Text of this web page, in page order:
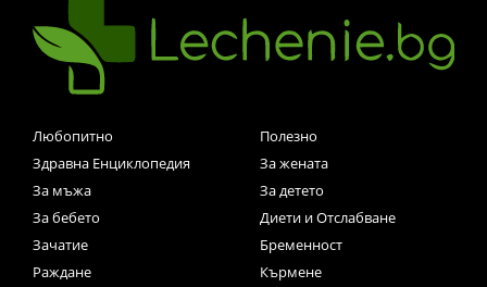
Любопитно
Полезно
Здравна Енциклопедия
За жената
За мъжа
За детето
За бебето
Диети и Отслабване
Зачатие
Бременност
Раждане
Кърмене